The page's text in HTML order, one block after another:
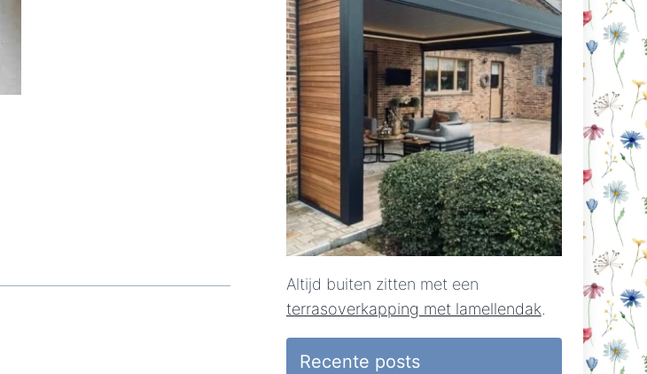
Altijd buiten zitten met een
terrasoverkapping met lamellendak.
Recente posts